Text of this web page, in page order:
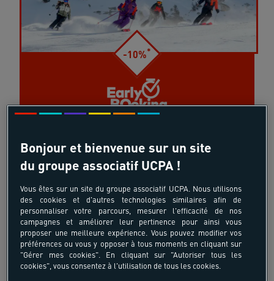
-10%*
l'étranger.
J'EN PROFITE
Bonjour et bienvenue sur un site
du groupe associatif UCPA !
Vous êtes sur un site du groupe associatif UCPA. Nous utilisons
des cookies et d'autres technologies similaires afin de
personnaliser votre parcours, mesurer l'efficacité de nos
campagnes et améliorer leur pertinence pour ainsi vous
proposer une meilleure expérience. Vous pouvez modifier vos
préférences ou vous y opposer à tous moments en cliquant sur
"Gérer mes cookies". En cliquant sur "Autoriser tous les
cookies", vous consentez à l'utilisation de tous les cookies.